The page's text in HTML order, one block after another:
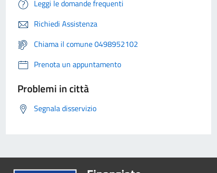
Leggi le domande frequenti
Richiedi Assistenza
Chiama il comune 0498952102
Prenota un appuntamento
Problemi in città
Segnala disservizio